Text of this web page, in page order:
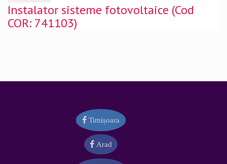
Instalator sisteme fotovoltaice (Cod
COR: 741103)
Timișoara
Arad